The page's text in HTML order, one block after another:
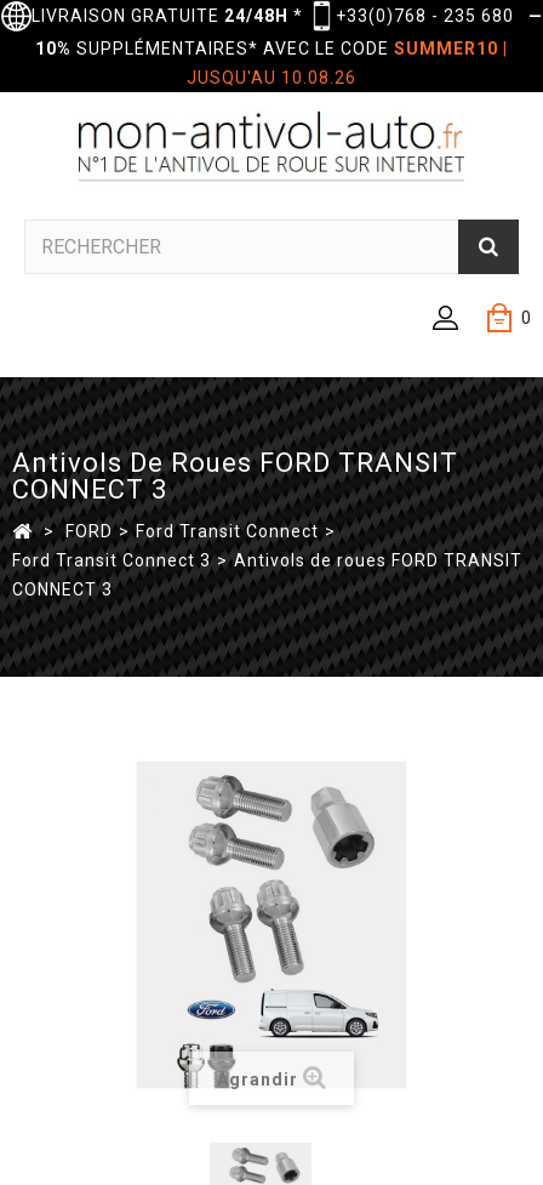
LIVRAISON GRATUITE 24/48H * +33(0)768 - 235 680
—
10% SUPPLÉMENTAIRES* AVEC LE CODE SUMMER10
JUSQU'AU 10.08.26
0
Antivols De Roues FORD TRANSIT
CONNECT 3
> FORD > Ford Transit Connect >
Ford Transit Connect 3 > Antivols de roues FORD TRANSIT
CONNECT 3
Agrandir